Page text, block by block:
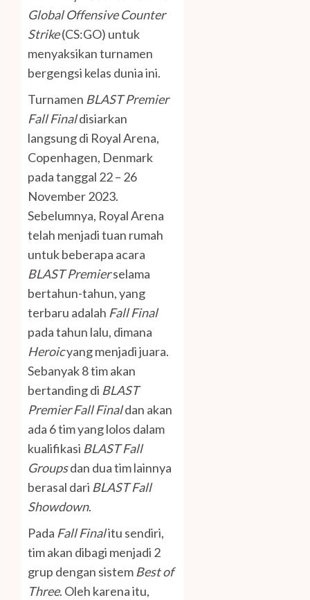
Global Offensive Counter
Strike(CS:GO) untuk
menyaksikan turnamen
bergengsi kelas dunia ini.
Turnamen BLAST Premier
Fall Finaldisiarkan
langsung di Royal Arena,
Copenhagen, Denmark
pada tanggal 22 – 26
November 2023.
Sebelumnya, Royal Arena
telah menjadi tuan rumah
untuk beberapa acara
BLAST Premierselama
bertahun-tahun, yang
terbaru adalah Fall Final
pada tahun lalu, dimana
Heroicyang menjadi juara.
Sebanyak 8 tim akan
bertanding di BLAST
Premier Fall Finaldan akan
ada 6 tim yang lolos dalam
kualifikasi BLAST Fall
Groupsdan dua tim lainnya
berasal dari BLAST Fall
Showdown.
Pada Fall Finalitu sendiri,
tim akan dibagi menjadi 2
grup dengan sistem Best of
Three. Oleh karena itu,